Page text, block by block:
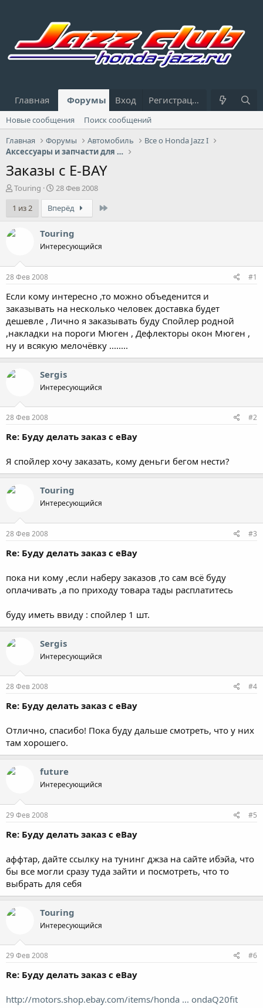
Главная Форумы Что нового?
Вход Регистрация
Новые сообщения
Поиск сообщений
Главная
Форумы Автомобиль
Все о Honda Jazz I
Аксессуары и запчасти для Jazz I
Заказы с E-BAY
А
т
о
р
т
ы
Touring
Д
а
т
а
н
а
ч
28 Фев 2008
1 из 2
Вперёд
Touring
Интересующийся
28 Фев 2008 #1
Если кому интересно ,то можно объеденится и
заказывать на несколько человек доставка будет
дешевле , Лично я заказывать буду Спойлер родной
,накладки на пороги Мюген , Дефлекторы окон Мюген ,
ну и всякую мелочёвку ........
Sergis
Интересующийся
28 Фев 2008 #2
Re: Буду делать заказ с eBay
Я спойлер хочу заказать, кому деньги бегом нести?
Touring
Интересующийся
28 Фев 2008 #3
Re: Буду делать заказ с eBay
пока ни кому ,если наберу заказов ,то сам всё буду
оплачивать ,а по приходу товара тады расплатитесь
буду иметь ввиду : спойлер 1 шт.
Sergis
Интересующийся
28 Фев 2008 #4
Re: Буду делать заказ с eBay
Отлично, спасибо! Пока буду дальше смотреть, что у них
там хорошего.
future
Интересующийся
29 Фев 2008 #5
Re: Буду делать заказ с eBay
аффтар, дайте ссылку на тунинг джза на сайте ибэйа, что
бы все могли сразу туда зайти и посмотреть, что то
выбрать для себя
Touring
Интересующийся
29 Фев 2008 #6
Re: Буду делать заказ с eBay
http://motors.shop.ebay.com/items/honda ... ondaQ20fit